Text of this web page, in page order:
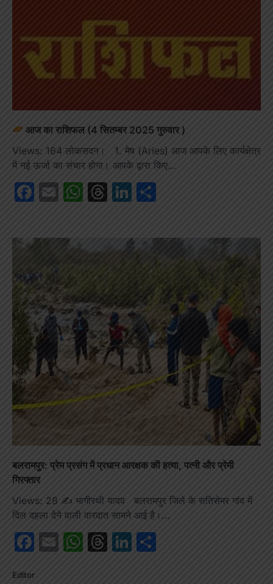
आज का राशिफल (4 सितम्बर 2025 गुरुवार )
Views: 164 लोकसदन। 1. मेष (Aries) आज आपके लिए कार्यक्षेत्र
में नई ऊर्जा का संचार होगा। आपके द्वारा किए…
Facebook
EmailWhatsApp
Threads
LinkedIn
बलरामपुर: प्रेम प्रसंग में प्रधान आरक्षक की हत्या, पत्नी और प्रेमी
गिरफ्तार
Views: 28 ✍️ भागीरथी यादव बलरामपुर जिले के सतिसेमर गांव में
दिल दहला देने वाली वारदात सामने आई है।…
Facebook
EmailWhatsApp
Threads
LinkedIn
Editor